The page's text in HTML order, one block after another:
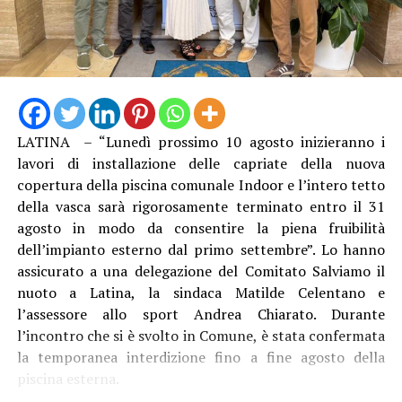
“La struttura messa in funzione questa mattina è lunga
13 metri e alta 3 metri, con travi in acciaio e specifici
trattamenti protettivi per garantire la durabilità anche
in ambienti marini”, è stato spiegato. Con il direttore
generale Natalino Corbo e il presidente del Consorzio di
Bonifica Lino Conti, erano presenti l’assessore regionale
all’Agricoltura Giancarlo Righini, il direttore generale di
Anbi Lazio Andrea Renna, il presidente della
commissione regionale attività produttive, Vittorio
Sambucci e il sindaco di Terracina Francesco Giannetti.
LATINA – “Lunedì prossimo 10 agosto inizieranno i
lavori di installazione delle capriate della nuova
copertura della piscina comunale Indoor e l’intero tetto
della vasca sarà rigorosamente terminato entro il 31
agosto in modo da consentire la piena fruibilità
dell’impianto esterno dal primo settembre”. Lo hanno
assicurato a una delegazione del Comitato Salviamo il
nuoto a Latina, la sindaca Matilde Celentano e
l’assessore allo sport Andrea Chiarato. Durante
l’incontro che si è svolto in Comune, è stata confermata
la temporanea interdizione fino a fine agosto della
piscina esterna.